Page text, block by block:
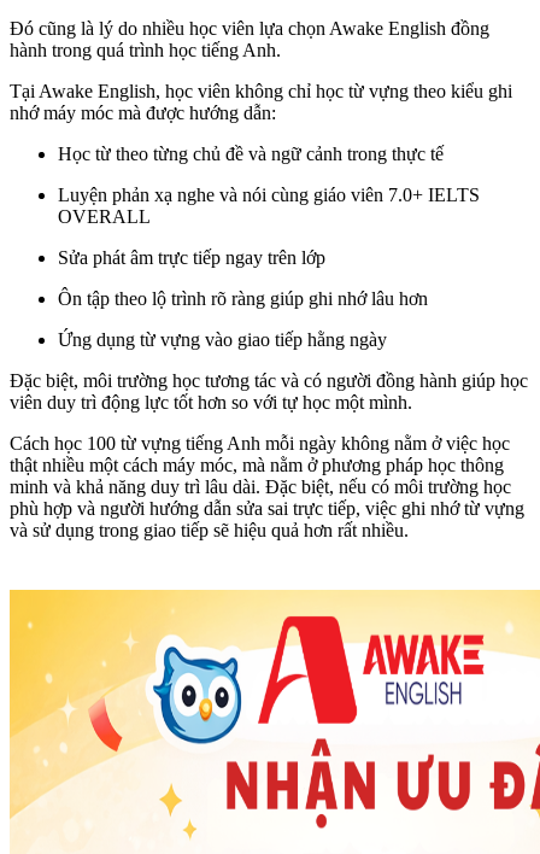
Đó cũng là lý do nhiều học viên lựa chọn Awake English đồng
hành trong quá trình học tiếng Anh.
Tại Awake English, học viên không chỉ học từ vựng theo kiểu ghi
nhớ máy móc mà được hướng dẫn:
Học từ theo từng chủ đề và ngữ cảnh trong thực tế
Luyện phản xạ nghe và nói cùng giáo viên 7.0+ IELTS
OVERALL
Sửa phát âm trực tiếp ngay trên lớp
Ôn tập theo lộ trình rõ ràng giúp ghi nhớ lâu hơn
Ứng dụng từ vựng vào giao tiếp hằng ngày
Đặc biệt, môi trường học tương tác và có người đồng hành giúp học
viên duy trì động lực tốt hơn so với tự học một mình.
Cách học 100 từ vựng tiếng Anh mỗi ngày không nằm ở việc học
thật nhiều một cách máy móc, mà nằm ở phương pháp học thông
minh và khả năng duy trì lâu dài. Đặc biệt, nếu có môi trường học
phù hợp và người hướng dẫn sửa sai trực tiếp, việc ghi nhớ từ vựng
và sử dụng trong giao tiếp sẽ hiệu quả hơn rất nhiều.